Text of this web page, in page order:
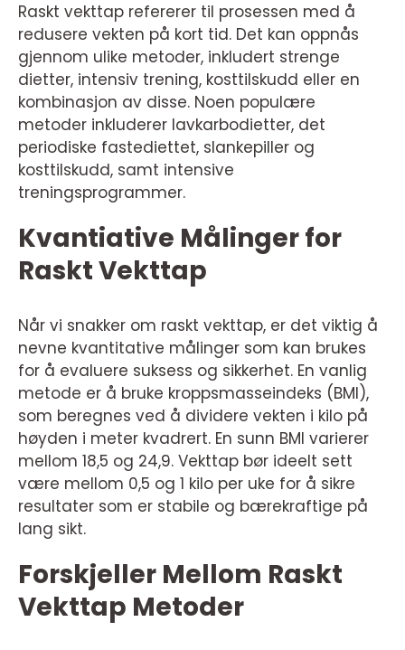
Raskt vekttap refererer til prosessen med å
redusere vekten på kort tid. Det kan oppnås
gjennom ulike metoder, inkludert strenge
dietter, intensiv trening, kosttilskudd eller en
kombinasjon av disse. Noen populære
metoder inkluderer lavkarbodietter, det
periodiske fastediettet, slankepiller og
kosttilskudd, samt intensive
treningsprogrammer.
Kvantiative Målinger for
Raskt Vekttap
Når vi snakker om raskt vekttap, er det viktig å
nevne kvantitative målinger som kan brukes
for å evaluere suksess og sikkerhet. En vanlig
metode er å bruke kroppsmasseindeks (BMI),
som beregnes ved å dividere vekten i kilo på
høyden i meter kvadrert. En sunn BMI varierer
mellom 18,5 og 24,9. Vekttap bør ideelt sett
være mellom 0,5 og 1 kilo per uke for å sikre
resultater som er stabile og bærekraftige på
lang sikt.
Forskjeller Mellom Raskt
Vekttap Metoder